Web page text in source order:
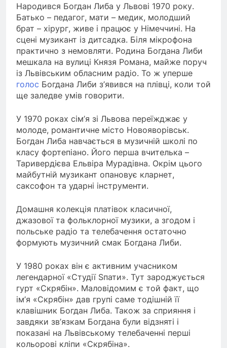
Народився Богдан Либа у Львові 1970 року.
Батько – педагог, мати – медик, молодший
брат – хірург, живе і працює у Німеччині. На
сцені музикант із дитсадка. Біля мікрофона
практично з немовляти. Родина Богдана Либи
мешкала на вулиці Князя Романа, майже поруч
із Львівським обласним радіо. То ж уперше
голос Богдана Либи з’явився на плівці, коли той
ще заледве умів говорити.
У 1970 роках сім’я зі Львова переїжджає у
молоде, романтичне місто Новояворівськ.
Богдан Либа навчається в музичній школі по
класу фортепіано. Його перша вчителька –
Таривердієва Ельвіра Мурадівна. Окрім цього
майбутній музикант опановує кларнет,
саксофон та ударні інструменти.
Домашня колекція платівок класичної,
джазової та фольклорної музики, а згодом і
польське радіо та телебачення остаточно
формують музичний смак Богдана Либи.
У 1980 роках він є активним учасником
легендарної «Студії Sпати». Тут зароджується
гурт «Скрябін». Маловідомим є той факт, що
ім’я «Скрябін» дав групі саме тодішній її
клавішник Богдан Либа. Також за сприяння і
завдяки зв’язкам Богдана були відзняті і
показані на Львівському телебаченні перші
кольорові кліпи «Скрябіна».